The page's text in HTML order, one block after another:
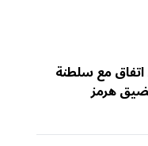
مع سلطنة
هرمز